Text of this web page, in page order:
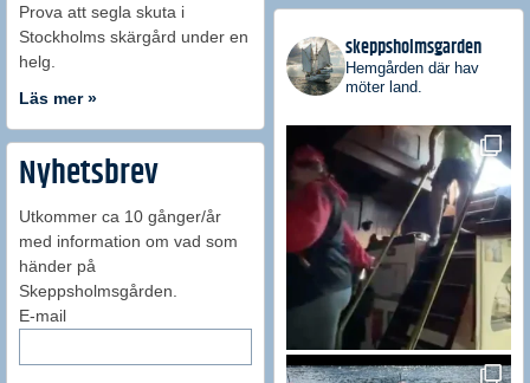
Prova att segla skuta i
Stockholms skärgård under en
helg.
Läs mer »
Nyhetsbrev
Utkommer ca 10 gånger/år
med information om vad som
händer på
Skeppsholmsgården.
E-mail
skeppsholmsgarden
Hemgården där hav
möter land.